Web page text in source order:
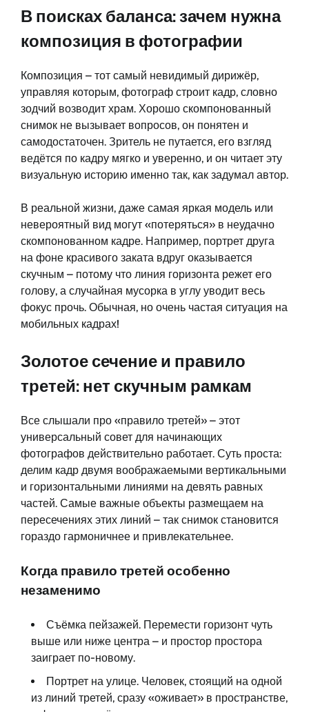
В поисках баланса: зачем нужна
композиция в фотографии
Композиция – тот самый невидимый дирижёр,
управляя которым, фотограф строит кадр, словно
зодчий возводит храм. Хорошо скомпонованный
снимок не вызывает вопросов, он понятен и
самодостаточен. Зритель не путается, его взгляд
ведётся по кадру мягко и уверенно, и он читает эту
визуальную историю именно так, как задумал автор.
В реальной жизни, даже самая яркая модель или
невероятный вид могут «потеряться» в неудачно
скомпонованном кадре. Например, портрет друга
на фоне красивого заката вдруг оказывается
скучным – потому что линия горизонта режет его
голову, а случайная мусорка в углу уводит весь
фокус прочь. Обычная, но очень частая ситуация на
мобильных кадрах!
Золотое сечение и правило
третей: нет скучным рамкам
Все слышали про «правило третей» – этот
универсальный совет для начинающих
фотографов действительно работает. Суть проста:
делим кадр двумя воображаемыми вертикальными
и горизонтальными линиями на девять равных
частей. Самые важные объекты размещаем на
пересечениях этих линий – так снимок становится
гораздо гармоничнее и привлекательнее.
Когда правило третей особенно
незаменимо
Съёмка пейзажей. Перемести горизонт чуть
выше или ниже центра – и простор простора
заиграет по-новому.
Портрет на улице. Человек, стоящий на одной
из линий третей, сразу «оживает» в пространстве,